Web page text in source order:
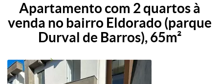
Apartamento com 2 quartos à
venda no bairro Eldorado (parque
Durval de Barros), 65m²